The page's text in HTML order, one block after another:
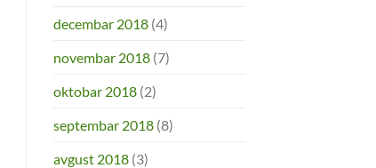
decembar 2018(4)
novembar 2018(7)
oktobar 2018(2)
septembar 2018(8)
avgust 2018(3)